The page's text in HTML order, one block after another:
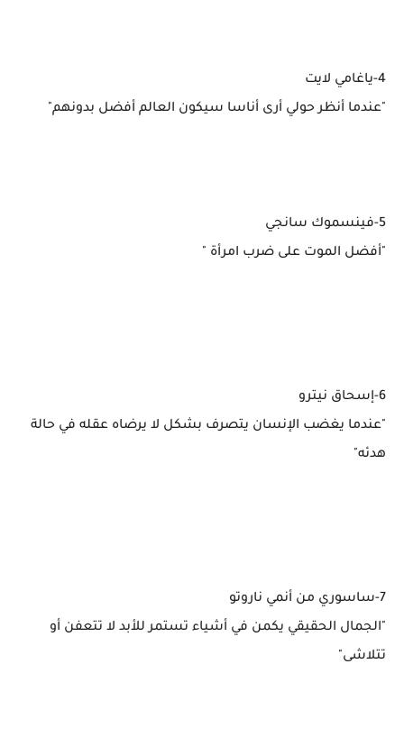
4-ياغامي لايت
"عندما أنظر حولي أرى أناسا سيكون العالم أفضل بدونهم"
5-فينسموك سانجي
"أفضل الموت على ضرب امرأة "
6-إسحاق نيترو
"عندما يغضب الإنسان يتصرف بشكل لا يرضاه عقله في حالة
هدئه"
7-ساسوري من أنمي ناروتو
"الجمال الحقيقي يكمن في أشياء تستمر للأبد لا تتعفن أو
تتلاشى"